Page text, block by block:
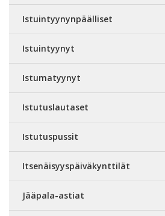
Istuintyynynpäälliset
Istuintyynyt
Istumatyynyt
Istutuslautaset
Istutuspussit
Itsenäisyyspäiväkynttilät
Jääpala-astiat